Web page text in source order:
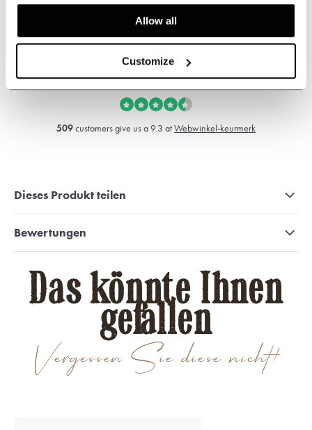
Allow all
Customize
sales@shelbybrothers.com
509customers give us a 9.3 atWebwinkel-keurmerk
Dieses Produkt teilen
Bewertungen
Vergessen Sie diese nicht!
Das könnte Ihnen
gefallen